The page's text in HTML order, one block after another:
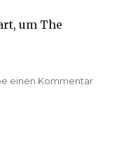
um The
einen Kommentarzu